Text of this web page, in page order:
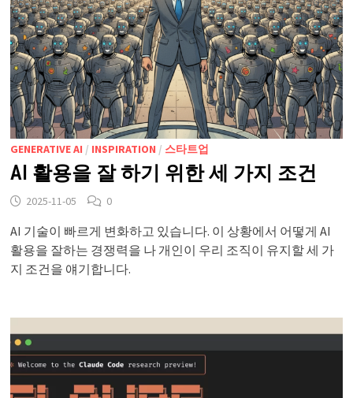
GENERATIVE AI / INSPIRATION / 스타트업
AI 활용을 잘 하기 위한 세 가지 조건
2025-11-05 0
AI 기술이 빠르게 변화하고 있습니다. 이 상황에서 어떻게 AI
활용을 잘하는 경쟁력을 나 개인이 우리 조직이 유지할 세 가
지 조건을 얘기합니다.